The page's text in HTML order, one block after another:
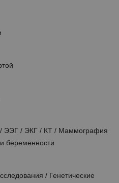
/ ЭЭГ / ЭКГ / КТ / Маммография
беременности
/ Генетические